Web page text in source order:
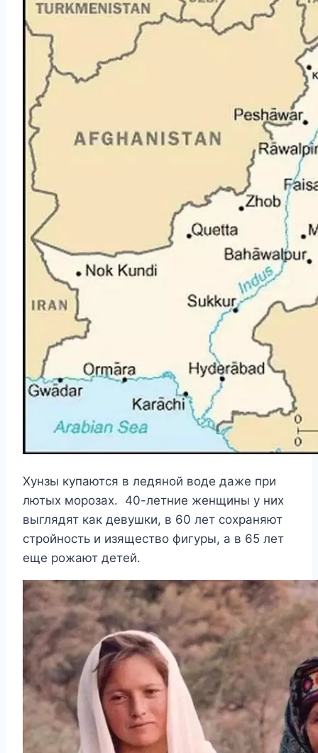
Хунзы купаются в ледяной воде даже при
лютых морозах. 40-летние женщины у них
выглядят как девушки, в 60 лет сохраняют
стройность и изящество фигуры, а в 65 лет
еще рожают детей.